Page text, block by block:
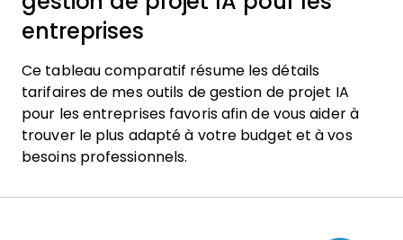
entreprises
Ce tableau comparatif résume les détails
tarifaires de mes outils de gestion de projet IA
pour les entreprises favoris afin de vous aider à
trouver le plus adapté à votre budget et à vos
besoins professionnels.